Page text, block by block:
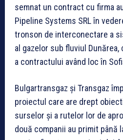
semnat un contract cu firma
Pipeline Systems SRL în
tronson de interconectare a
al gazelor sub fluviul
a contractului având loc în
Bulgartransgaz şi Transgaz
proiectul care are drept
surselor şi a rutelor lor de
două companii au primit până